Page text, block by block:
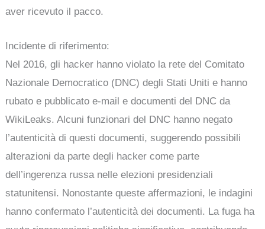
aver ricevuto il pacco.
Incidente di riferimento:
Nel 2016, gli hacker hanno violato la rete del Comitato
Nazionale Democratico (DNC) degli Stati Uniti e hanno
rubato e pubblicato e-mail e documenti del DNC da
WikiLeaks. Alcuni funzionari del DNC hanno negato
l’autenticità di questi documenti, suggerendo possibili
alterazioni da parte degli hacker come parte
dell’ingerenza russa nelle elezioni presidenziali
statunitensi. Nonostante queste affermazioni, le indagini
hanno confermato l’autenticità dei documenti. La fuga ha